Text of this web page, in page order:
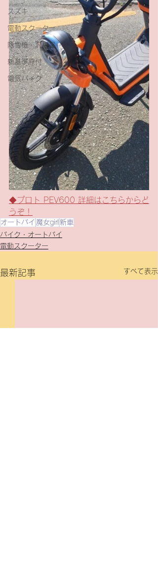
スズキ
電動スクーター
除雪機・汎用品
新基準原付
電気バイク
◆プロト PEV600 詳細はこちらからど
うぞ！
オートバイ 魔女girl 新車
バイク・オートバイ
電動スクーター
最新記事 すべて表示